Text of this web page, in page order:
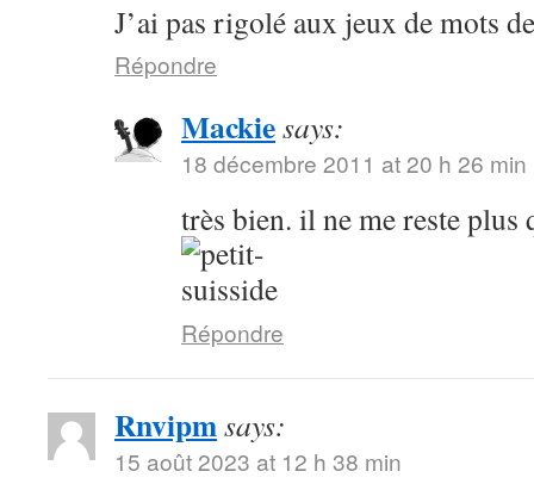
J’ai pas rigolé aux jeux de mots
Répondre
Mackiesays:
18 décembre 2011 at 20 h 26 min
très bien. il ne me reste plus
Répondre
Rnvipmsays:
15 août 2023 at 12 h 38 min